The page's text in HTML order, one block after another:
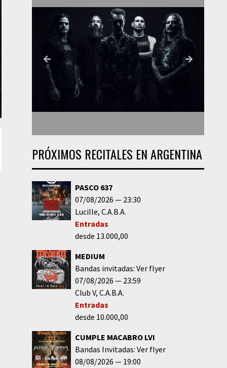
PRÓXIMOS RECITALES EN ARGENTINA
PASCO 637
07/08/2026
23:30
Lucille C.A.B.A.
Entradas
desde 13.000,00
MEDIUM
Bandas invitadas: Ver flyer
07/08/2026
23:59
Club V C.A.B.A.
Entradas
desde 10.000,00
CUMPLE MACABRO LVI
Bandas Invitadas: Ver flyer
08/08/2026
19:00